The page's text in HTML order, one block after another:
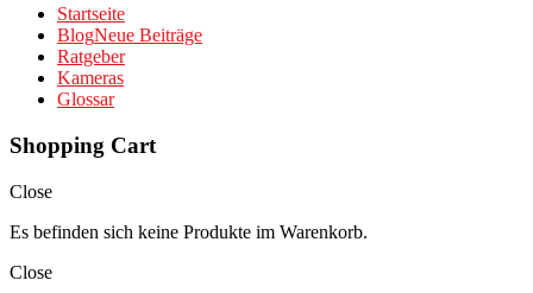
Startseite
BlogNeue Beiträge
Ratgeber
Kameras
Glossar
Shopping Cart
Close
Es befinden sich keine Produkte im Warenkorb.
Close